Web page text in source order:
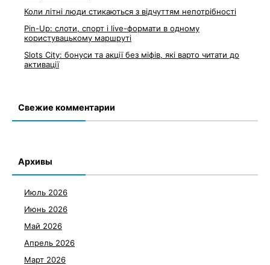
Коли літні люди стикаються з відчуттям непотрібності
Pin-Up: слоти, спорт і live-формати в одному
користувацькому маршруті
Slots City: бонуси та акції без міфів, які варто читати до
активації
Свежие комментарии
Архивы
Июль 2026
Июнь 2026
Май 2026
Апрель 2026
Март 2026